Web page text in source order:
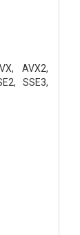
AVX2,
SSE3,